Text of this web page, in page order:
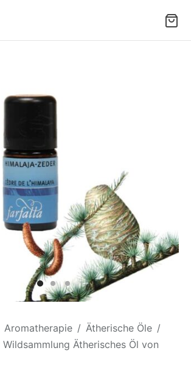
Aromatherapie / Ätherische Öle /
Ätherisches Öl von